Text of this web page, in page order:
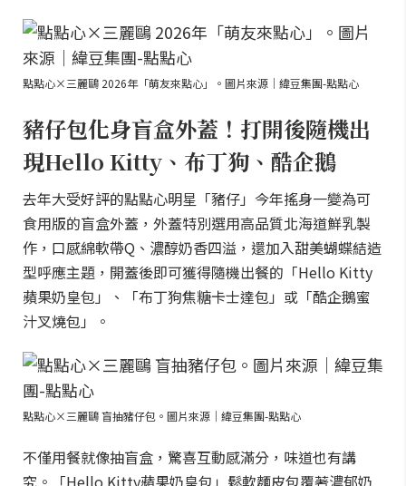
點點心×三麗鷗 2026年「萌友來點心」。圖片來源｜緯豆集團-點點心
豬仔包化身盲盒外蓋！打開後隨機出
現Hello Kitty、布丁狗、酷企鵝
去年大受好評的點點心明星「豬仔」今年搖身一變為可
食用版的盲盒外蓋，外蓋特別選用高品質北海道鮮乳製
作，口感綿軟帶Q、濃醇奶香四溢，還加入甜美蝴蝶結造
型呼應主題，開蓋後即可獲得隨機出餐的「Hello Kitty
蘋果奶皇包」、「布丁狗焦糖卡士達包」或「酷企鵝蜜
汁叉燒包」。
點點心×三麗鷗 盲抽豬仔包。圖片來源｜緯豆集團-點點心
不僅用餐就像抽盲盒，驚喜互動感滿分，味道也有講
究。「Hello Kitty蘋果奶皇包」鬆軟麵皮包覆著濃郁奶